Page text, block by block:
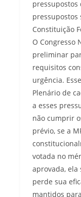
pressupostos
pressupostos
Constituição
O Congresso
preliminar
requisitos
urgência.
Plenário de
a esses
não cumprir
prévio, se a
votada no
aprovada, ela
perde sua
mantidos